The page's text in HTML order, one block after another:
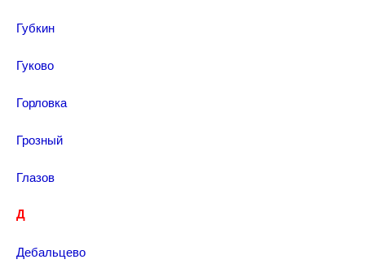
Губкин
Гуково
Горловка
Грозный
Глазов
Д
Дебальцево